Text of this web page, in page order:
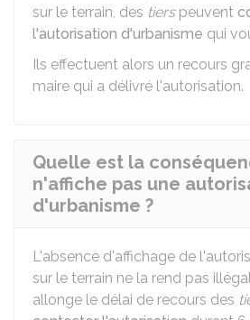
sur le terrain, des tierspeuvent
l'autorisation d'urbanisme qui
Ils effectuent alors un recours
maire qui a délivré l'autorisation.
Quelle est la
n'affiche pas une
d'urbanisme ?
L'absence d'affichage de
sur le terrain ne la rend pas
allonge le délai de recours des